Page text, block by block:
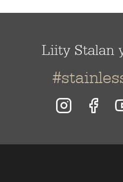
Liity Stalan